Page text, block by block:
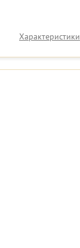
Характеристики